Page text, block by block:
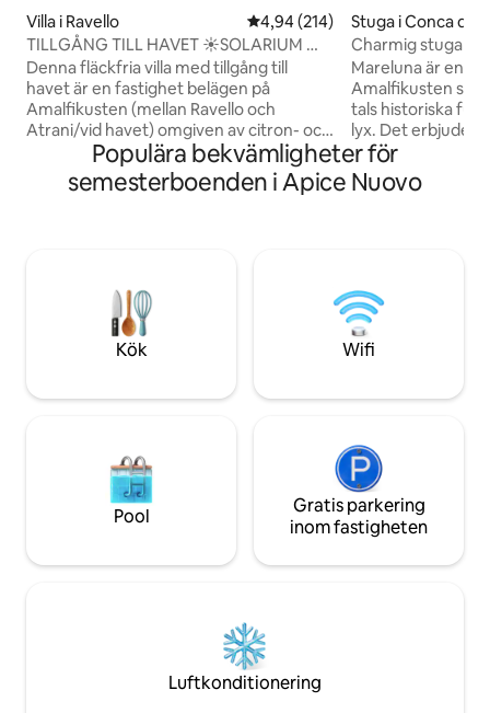
Villa i Ravello 4,94 av 5 i genomsnittligt
4,94 (214)
TILLGÅNG TILL HAVET ☀️SOLARIUM ☀️
PARKERING ☀️ RAVELLO VID HAVET
Denna fläckfria villa med tillgång till
havet är en fastighet belägen på
Amalfikusten (mellan Ravello och
Atrani/vid havet) omgiven av citron- och
apelsinträdgårdar, med rymligt solarium
och direkt tillgång till havet. Det rymmer
3 gäster. Parkering finns tillgänglig mot
(1,5 km) Atrani (1 km) Positano (17 km)
Minori (2,5 km) Capri (med båt).
Stuga i Conca dei
Charmig stuga
över Capri
Mareluna är en
Amalfikusten
tals historiska
lyx. Det erbjuder
panoramautsikt
inredning med
kastanjbjälkar,
handfat ger
en terrass och
njuta av det
och
Populära bekvämligheter för
semesterboenden i Apice Nuovo
Kök Wifi
Pool
Gratis parkering
inom fastigheten
Luftkonditionering